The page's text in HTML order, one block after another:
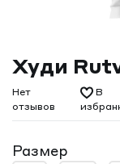
Худи
Нет
отзывов
В
Размер